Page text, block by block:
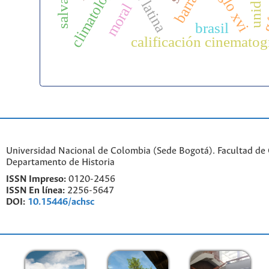
calificación
moral brasil
Universidad Nacional de Colombia (Sede Bogotá). Facultad de
Departamento de Historia
ISSN Impreso: 0120-2456
ISSN En línea: 2256-5647
DOI: 10.15446/achsc